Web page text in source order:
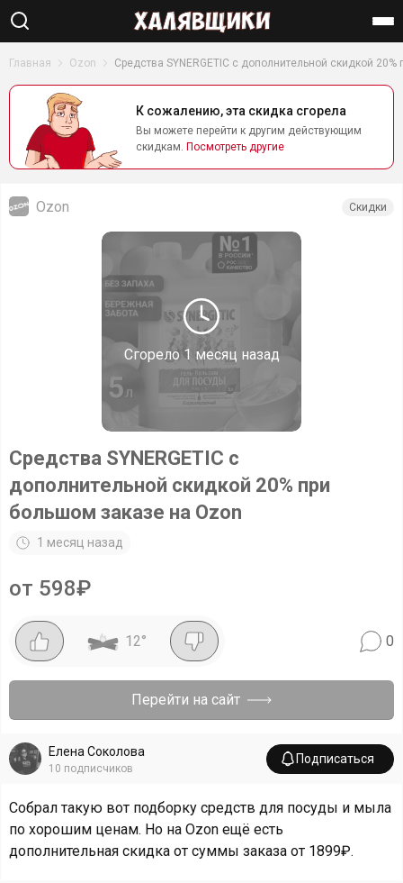
Найти
Главная Ozon Средства SYNERGETIC с дополнительной скидкой
К сожалению, эта скидка сгорела
Вы можете перейти к другим действующим
скидкам. Посмотреть другие
Сгорело1 месяц назад
Ozon Скидки
Средства SYNERGETIC с
дополнительной скидкой 20% при
большом заказе на Ozon
1 месяц назад
от 598₽
12° 0
Перейти на сайт
Елена Соколова
10 подписчиков
Подписаться
Собрал такую вот подборку средств для посуды и мыла
по хорошим ценам. Но на Ozon ещё есть
дополнительная скидка от суммы заказа от 1899₽.